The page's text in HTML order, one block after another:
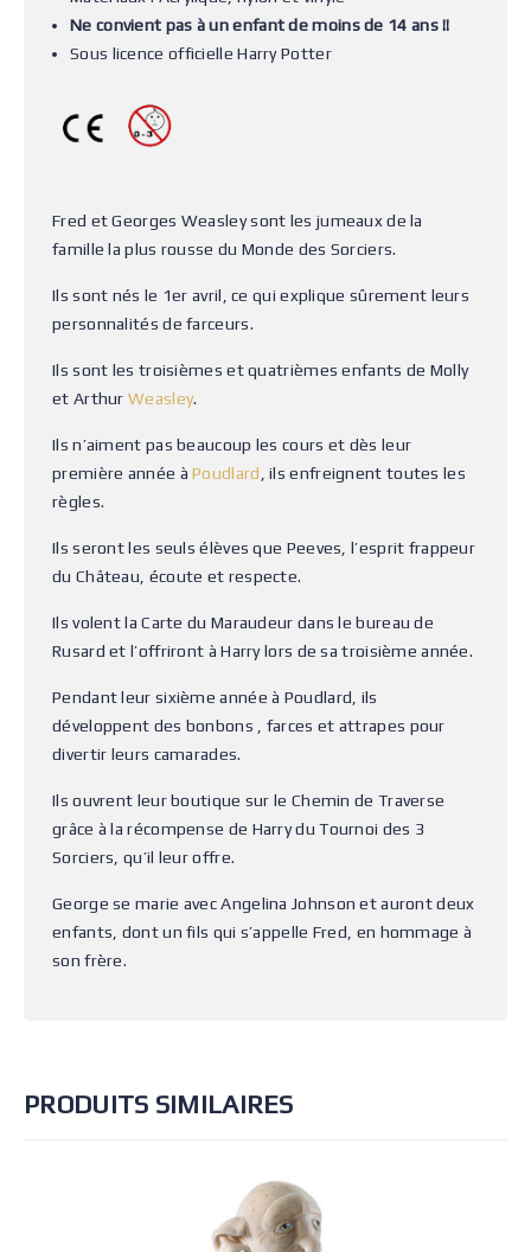
Ne convient pas à un enfant de moins de 14 ans !!
Sous licence officielle Harry Potter
Fred et Georges Weasley sont les jumeaux de la
famille la plus rousse du Monde des Sorciers.
Ils sont nés le 1er avril, ce qui explique sûrement leurs
personnalités de farceurs.
Ils sont les troisièmes et quatrièmes enfants de Molly
et Arthur Weasley.
Ils n’aiment pas beaucoup les cours et dès leur
première année àPoudlard , ils enfreignent toutes les
règles.
Ils seront les seuls élèves que Peeves, l’esprit frappeur
du Château, écoute et respecte.
Ils volent la Carte du Maraudeur dans le bureau de
Rusard et l’offriront à Harry lors de sa troisième année.
Pendant leur sixième année à Poudlard, ils
développent des bonbons , farces et attrapes pour
divertir leurs camarades.
Ils ouvrent leur boutique sur le Chemin de Traverse
grâce à la récompense de Harry du Tournoi des 3
Sorciers, qu’il leur offre.
George se marie avec Angelina Johnson et auront deux
enfants, dont un fils qui s’appelle Fred, en hommage à
son frère.
PRODUITS SIMILAIRES